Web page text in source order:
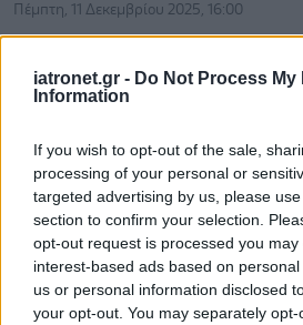
iatronet.gr - Do Not Process My
Information
If you wish to opt-out of the sale,
processing of your personal or
targeted advertising by us, please
section to confirm your selection.
opt-out request is processed you may
interest-based ads based on
us or personal information disclosed
your opt-out. You may separately
Πέμπτη, 11 Δεκεμβρίου 2025, 16:00
Με ποιον μηχανισμό ο
καρδιά και τα νεφρά
Νέα μελέτη δείχνει τώρα ότι ο
φλεγμονή, βλάβες στους ιστούς και
ανεπάρκεια.